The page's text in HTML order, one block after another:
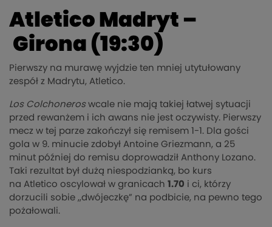
Atletico Madryt –
Girona (19:30)
Pierwszy na murawę wyjdzie ten mniej utytułowany
zespół z Madrytu, Atletico.
Los Colchoneros wcale nie mają takiej łatwej sytuacji
przed rewanżem i ich awans nie jest oczywisty. Pierwszy
mecz w tej parze zakończył się remisem 1-1. Dla gości
gola w 9. minucie zdobył Antoine Griezmann, a 25
minut później do remisu doprowadził Anthony Lozano.
Taki rezultat był dużą niespodzianką, bo kurs
na Atletico oscylował w granicach 1.70 i ci, którzy
dorzucili sobie ,,dwójeczkę” na podbicie, na pewno tego
pożałowali.